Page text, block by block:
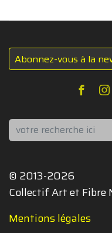
Abonnez-vous à la
Rechercher
© 2013-2026
Collectif Art et Fibre
Mentions légales